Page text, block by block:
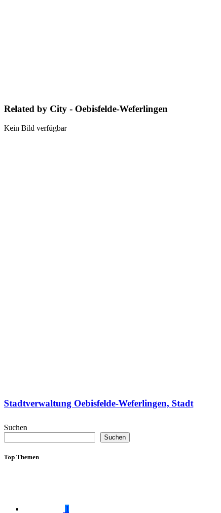
Related by City - Oebisfelde-Weferlingen
Kein Bild verfügbar
Stadtverwaltung Oebisfelde-Weferlingen, Stadt
Suchen
Suchen
Top Themen
1